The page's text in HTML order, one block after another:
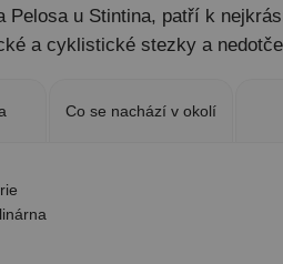
u Stintina, patří k
a cyklistické stezky a
Co se nachází v okolí